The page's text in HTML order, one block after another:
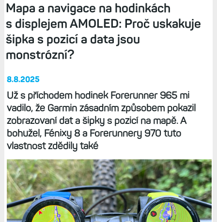
Mapa a navigace na hodinkách
s displejem AMOLED: Proč uskakuje
šipka s pozicí a data jsou
monstrózní?
8.8.2025
Už s příchodem hodinek Forerunner 965 mi
vadilo, že Garmin zásadním způsobem pokazil
zobrazovaní dat a šipky s pozicí na mapě. A
bohužel, Fénixy 8 a Forerunnery 970 tuto
vlastnost zdědily také